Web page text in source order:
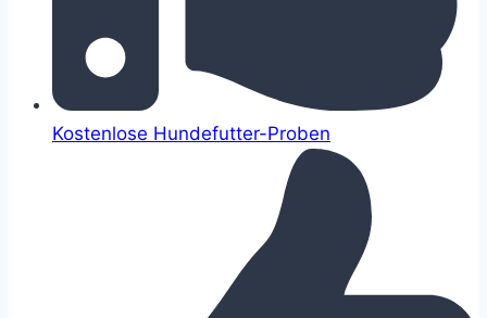
Kostenlose Hundefutter-Proben